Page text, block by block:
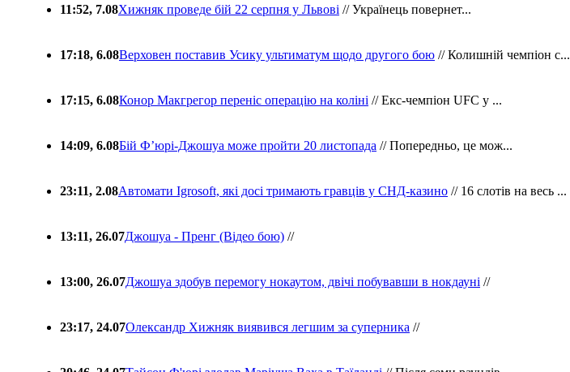
11:52, 7.08Хижняк проведе бій 22 серпня у Львові // Українець повернет...
17:18, 6.08Верховен поставив Усику ультиматум щодо другого бою // Колишній чемпіон с...
17:15, 6.08Конор Макгрегор переніс операцію на коліні // Екс-чемпіон UFC у ...
14:09, 6.08Бій Ф’юрі-Джошуа може пройти 20 листопада // Попередньо, це мож...
23:11, 2.08Автомати Igrosoft, які досі тримають гравців у СНД-казино // 16 слотів на весь ...
13:11, 26.07Джошуа - Пренг (Відео бою) //
13:00, 26.07Джошуа здобув перемогу нокаутом, двічі побувавши в нокдауні //
23:17, 24.07Олександр Хижняк виявився легшим за суперника //